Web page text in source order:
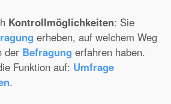
Kontrollmöglichkeiten: Sie
erheben, auf welchem Weg
der Befragung erfahren haben.
Funktion auf: Umfrage
.